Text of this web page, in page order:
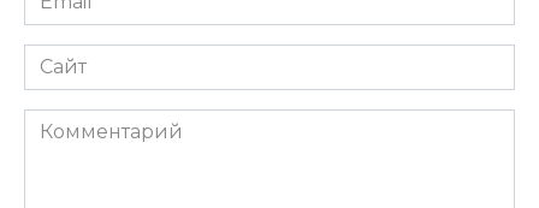
*
Сайт
Комментарий